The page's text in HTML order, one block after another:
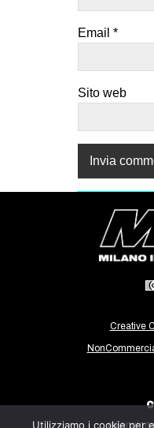
Email *
Sito web
Creative
Utilizziamo i cookie per